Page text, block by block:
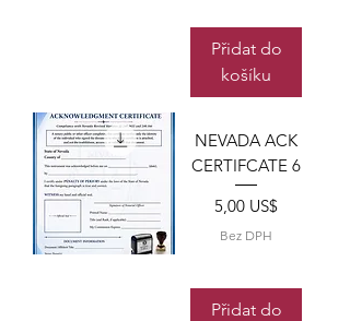
Přidat do
košíku
NEVADA ACK
CERTIFCATE 6
Cena
5,00 US$
Bez DPH
Přidat do